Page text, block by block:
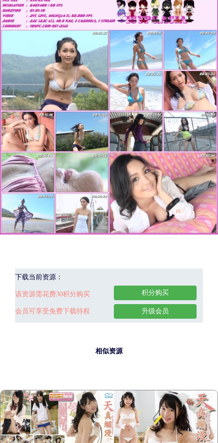
下载当前资源：
该资源需花费30积分购买
会员可享受免费下载特权
积分购买
升级会员
相似资源